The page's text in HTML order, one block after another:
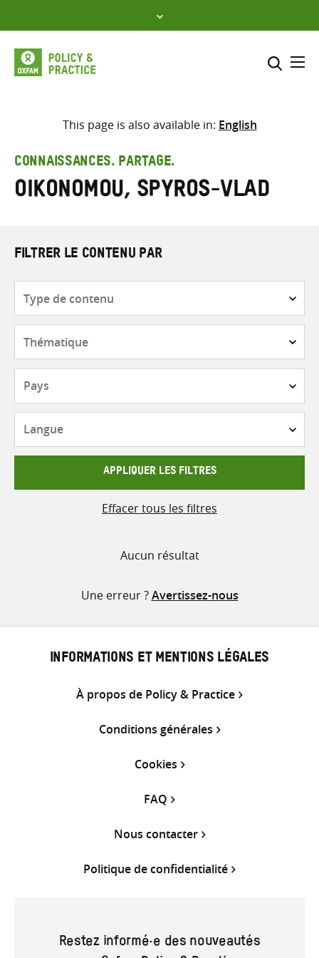
to
content
Sélectionner l’emplacement
Saisir
les
termes
This page is also available in: English
CONNAISSANCES. PARTAGE.
Oikonomou, Spyros-Vlad
FILTRER LE CONTENU PAR
contenu
APPLIQUER LES FILTRES
Effacer tous les filtres
Aucun résultat
Une erreur ?Avertissez-nous
INFORMATIONS ET MENTIONS LÉGALES
À propos de Policy & Practice
Conditions générales
Cookies
FAQ
Nous contacter
Politique de confidentialité
Restez informé·e des nouveautés